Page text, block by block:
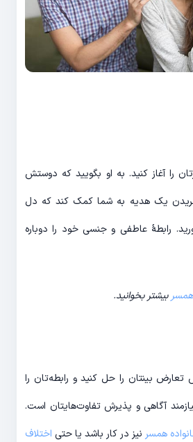
را آغاز کنید. به او بگویید که دوستش
یک هدیه به شما کمک کند که دل
رابطۀ عاطفی و جنسی خود را دوباره
همسربیشتر بخوانید.
بینتان را حل کنید و رابطه‌تان را
آگاهی و پذیرش تفاوت‌هایتان است.
همسر نیز در کار باشد یا حتی اختلاف